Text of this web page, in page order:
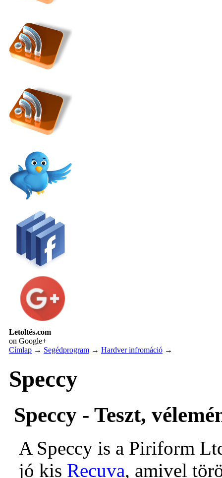
Letoltés.com
on Google+
Címlap → Segédprogram → Hardver infromáció →
Speccy
Speccy - Teszt,
A Speccy is a Piriform
jó kis Recuva, amivel